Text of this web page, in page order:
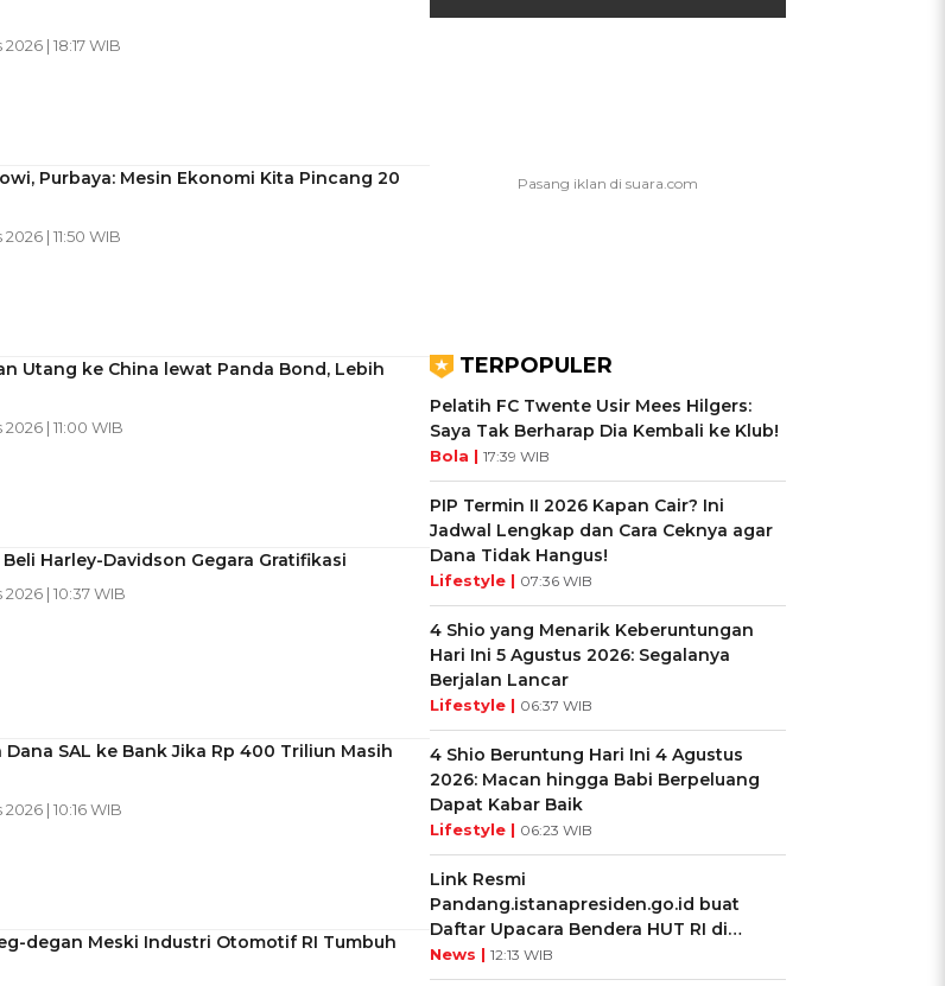
| 18:17 WIB
Purbaya: Mesin Ekonomi Kita Pincang 20
| 11:50 WIB
Utang ke China lewat Panda Bond, Lebih
| 11:00 WIB
Harley-Davidson Gegara Gratifikasi
| 10:37 WIB
SAL ke Bank Jika Rp 400 Triliun Masih
| 10:16 WIB
degan Meski Industri Otomotif RI Tumbuh
TERPOPULER
Pelatih FC Twente Usir Mees Hilgers:
Saya Tak Berharap Dia Kembali ke Klub!
Bola | 17:39 WIB
PIP Termin II 2026 Kapan Cair? Ini
Jadwal Lengkap dan Cara Ceknya agar
Dana Tidak Hangus!
Lifestyle | 07:36 WIB
4 Shio yang Menarik Keberuntungan
Hari Ini 5 Agustus 2026: Segalanya
Berjalan Lancar
Lifestyle | 06:37 WIB
4 Shio Beruntung Hari Ini 4 Agustus
2026: Macan hingga Babi Berpeluang
Dapat Kabar Baik
Lifestyle | 06:23 WIB
Link Resmi
Pandang.istanapresiden.go.id buat
Daftar Upacara Bendera HUT RI di
Istana Negara
News | 12:13 WIB